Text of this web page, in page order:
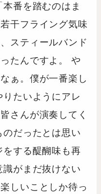
番を踏むのはま
干フライング気味
スティールバンド
たんですよ。 や
ぁ。僕が一番楽し
たいようにアレ
さんが演奏してく
だったとは思い
をする醍醐味も再
がまだ抜けない
しいことしか待っ